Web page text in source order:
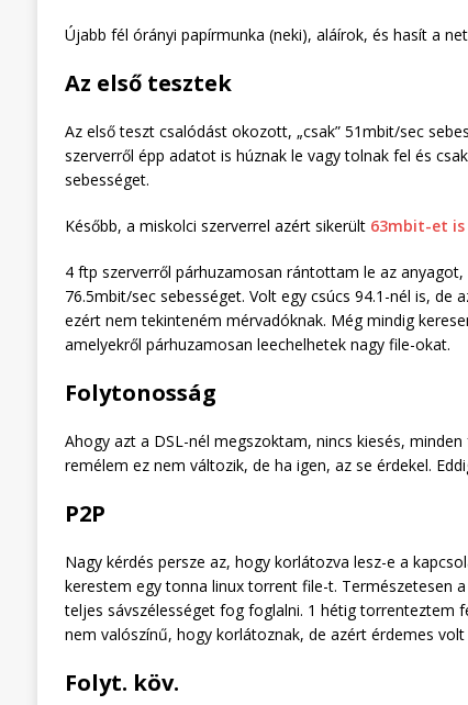
Újabb fél órányi papírmunka (neki), aláírok, és hasít a
Az első tesztek
Az első teszt csalódást okozott, „csak” 51mbit/sec
szerverről épp adatot is húznak le vagy tolnak fel és
sebességet.
Később, a miskolci szerverrel azért sikerült 63mbit-et is
4 ftp szerverről párhuzamosan rántottam le az
76.5mbit/sec sebességet. Volt egy csúcs 94.1-nél is,
ezért nem tekinteném mérvadóknak. Még mindig
amelyekről párhuzamosan leechelhetek nagy file-okat.
Folytonosság
Ahogy azt a DSL-nél megszoktam, nincs kiesés,
remélem ez nem változik, de ha igen, az se érdekel.
P2P
Nagy kérdés persze az, hogy korlátozva lesz-e a
kerestem egy tonna linux torrent file-t. Természetesen
teljes sávszélességet fog foglalni. 1 hétig torrenteztem
nem valószínű, hogy korlátoznak, de azért érdemes volt
Folyt. köv.